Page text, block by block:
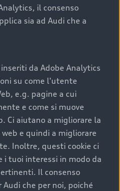
considerare prima di
al prezzo e all'aspetto,
contenuto corrisponde a
e a una maggiore
una documentazione
una manutenzione
e degli interni: una
cura e attenzione del
il consenso
sia ad Audi che a
da Adobe Analytics
su come l'utente
e.g. pagine a cui
e come si muove
Ci aiutano a migliorare la
e quindi a migliorare
Inoltre, questi cookie ci
i tuoi interessi in modo da
Il consenso
che per noi, poiché